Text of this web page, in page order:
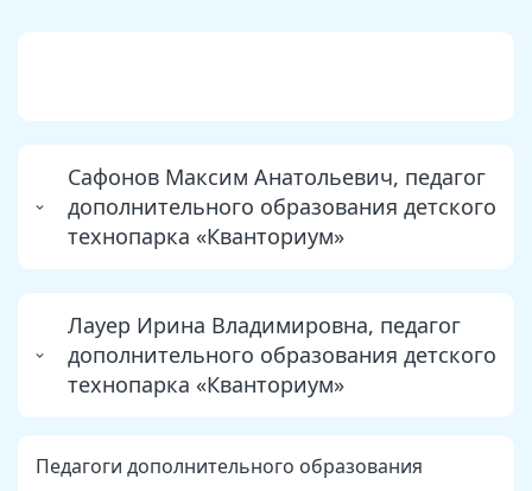
Сафонов Максим Анатольевич, педагог
дополнительного образования детского
технопарка «Кванториум»
Лауер Ирина Владимировна, педагог
дополнительного образования детского
технопарка «Кванториум»
Педагоги дополнительного образования